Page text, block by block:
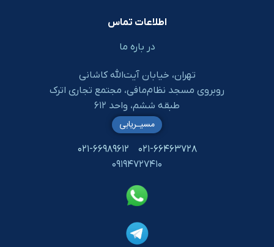
اطلاعات تماس
در باره ما
تهران، خیابان آیت‌الله کاشانی
روبروی مسجد نظام‌مافی، مجتمع تجاری اترک
طبقه ششم، واحد ۶۱۲
۰۲۱-۶۶۴۶۳۷۲۸
۰۲۱-۶۶۹۸۹۶۱۲
۰۹۱۹۴۷۲۷۴۱۰
مسیـریابی